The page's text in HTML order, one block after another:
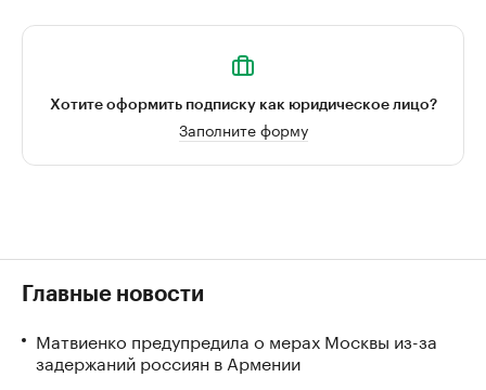
Хотите оформить подписку как юридическое лицо?
Заполните форму
Главные новости
Матвиенко предупредила о мерах Москвы из-за
задержаний россиян в Армении